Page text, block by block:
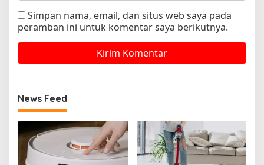
Simpan nama, email, dan situs web saya pada
peramban ini untuk komentar saya berikutnya.
News Feed